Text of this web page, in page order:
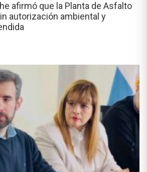
afirmó que la Planta de Asfalto
autorización ambiental y